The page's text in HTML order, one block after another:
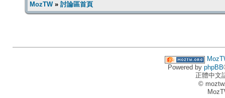
MozTW» 討論區首頁
Powered by phpBB
正體中文
©